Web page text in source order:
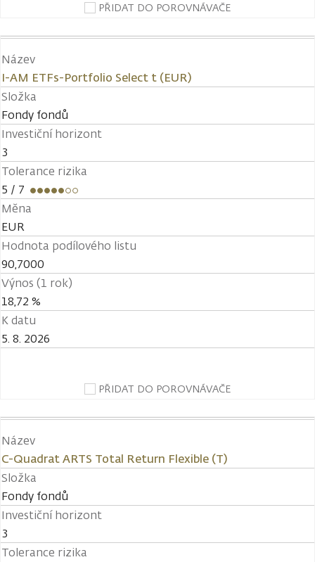
PŘIDAT DO POROVNÁVAČE
Název
I-AM ETFs-Portfolio Select t (EUR)
Složka
Fondy fondů
Investiční horizont
3
Tolerance rizika
5 / 7
Měna
EUR
Hodnota podílového listu
90,7000
Výnos (1 rok)
18,72 %
K datu
5. 8. 2026
PŘIDAT DO POROVNÁVAČE
Název
C-Quadrat ARTS Total Return Flexible (T)
Složka
Fondy fondů
Investiční horizont
3
Tolerance rizika